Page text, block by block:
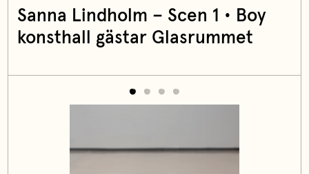
Sanna Lindholm – Scen 1 • Boy
konsthall gästar Glasrummet